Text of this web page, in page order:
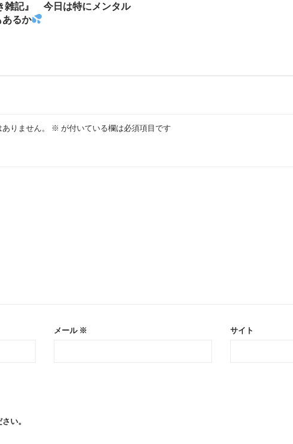
雑記』 今日は特にメンタル
るか
りません。 ※ が付いている欄は必須項目です
メール ※ サイト
い。